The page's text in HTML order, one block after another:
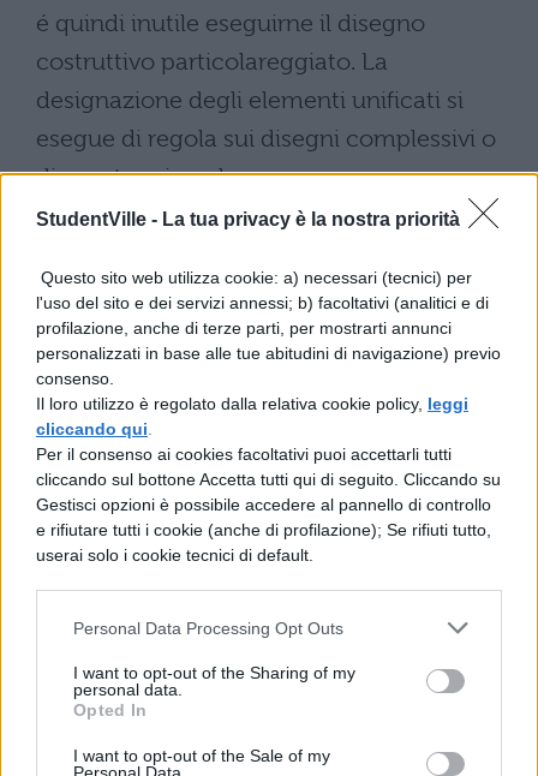
StudentVille - La tua privacy è la nostra priorità
Questo sito web utilizza cookie: a) necessari (tecnici) per
l'uso del sito e dei servizi annessi; b) facoltativi (analitici e di
profilazione, anche di terze parti, per mostrarti annunci
personalizzati in base alle tue abitudini di navigazione) previo
consenso.
Il loro utilizzo è regolato dalla relativa cookie policy, leggi
cliccando qui
Per il consenso ai cookies facoltativi puoi accettarli tutti
cliccando sul bottone Accetta tutti qui di seguito. Cliccando su
Gestisci opzioni è possibile accedere al pannello di controllo
e rifiutare tutti i cookie (anche di profilazione); Se rifiuti tutto,
userai solo i cookie tecnici di default.
Personal Data Processing Opt Outs
I want to opt-out of the Sharing of my
personal data.
Opted In
I want to opt-out of the Sale of my
é quindi inutile eseguirne il disegno
costruttivo particolareggiato. La
designazione degli elementi unificati si
esegue di regola sui disegni complessivi o
di montaggio e deve essere sempre
completata dal numero tabella UNI nella
Così ad esempio, se in corrispondenza di
una rosetta vi é la indicazione: 10,5 UNI
6592-69 significa che é del tipo lavorato per
dadi esagonali, considerato nella tabella
UNI 6592-69 (e la sua dimensione
principale, il foro, é di 10,5mm).(segue nel
file da scaricare)
Scarica il contenuto
TI POTREBBE INTERESSARE